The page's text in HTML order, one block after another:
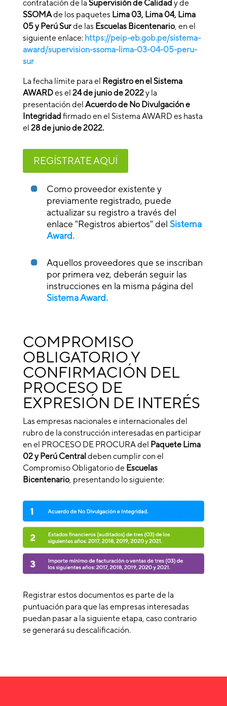
contratación de la Supervisión de Calidad y de
SSOMAde los paquetes Lima 03, Lima 04, Lima
05 y Perú Surde las Escuelas Bicentenario, en el
siguiente enlace: https://peip-eb.gob.pe/sistema-
award/supervision-ssoma-lima-03-04-05-peru-
sur
La fecha límite para el Registro en el Sistema
AWARDes el 24 de junio de 2022y la
presentación del Acuerdo de No Divulgación e
Integridad firmado en el Sistema AWARD es hasta
el 28 de junio de 2022.
REGÍSTRATE AQUÍ
Como proveedor existente y
previamente registrado, puede
actualizar su registro a través del
enlace "Registros abiertos" del Sistema
Award.
Aquellos proveedores que se inscriban
por primera vez, deberán seguir las
instrucciones en la misma página del
Sistema Award.
COMPROMISO
OBLIGATORIO Y
CONFIRMACIÓN DEL
PROCESO DE
EXPRESIÓN DE INTERÉS
Las empresas nacionales e internacionales del
rubro de la construcción interesadas en participar
en el PROCESO DE PROCURA del Paquete Lima
02 y Perú Central deben cumplir con el
Compromiso Obligatorio de Escuelas
Bicentenario, presentando lo siguiente:
Registrar estos documentos es parte de la
puntuación para que las empresas interesadas
puedan pasar a la siguiente etapa, caso contrario
se generará su descalificación.